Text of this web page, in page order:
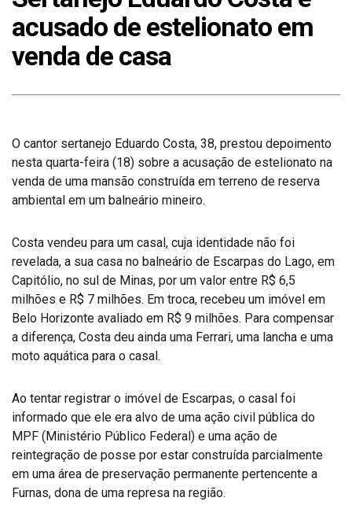
acusado de estelionato em
venda de casa
O cantor sertanejo Eduardo Costa, 38, prestou depoimento
nesta quarta-feira (18) sobre a acusação de estelionato na
venda de uma mansão construída em terreno de reserva
ambiental em um balneário mineiro.
Costa vendeu para um casal, cuja identidade não foi
revelada, a sua casa no balneário de Escarpas do Lago, em
Capitólio, no sul de Minas, por um valor entre R$ 6,5
milhões e R$ 7 milhões. Em troca, recebeu um imóvel em
Belo Horizonte avaliado em R$ 9 milhões. Para compensar
a diferença, Costa deu ainda uma Ferrari, uma lancha e uma
moto aquática para o casal.
Ao tentar registrar o imóvel de Escarpas, o casal foi
informado que ele era alvo de uma ação civil pública do
MPF (Ministério Público Federal) e uma ação de
reintegração de posse por estar construída parcialmente
em uma área de preservação permanente pertencente a
Furnas, dona de uma represa na região.